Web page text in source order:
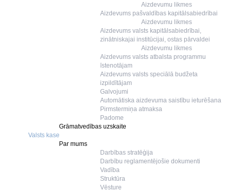
Aizdevumu likmes
Aizdevums pašvaldības kapitālsabiedrībai
Aizdevumu likmes
Aizdevums valsts kapitālsabiedrībai,
zinātniskajai institūcijai, ostas pārvaldei
Aizdevumu likmes
Aizdevums valsts atbalsta programmu
īstenotājam
Aizdevums valsts speciālā budžeta
izpildītājam
Galvojumi
Automātiska aizdevuma saistību ieturēšana
Pirmstermiņa atmaksa
Padome
Grāmatvedības uzskaite
Valsts kase
Par mums
Darbības stratēģija
Darbību reglamentējošie dokumenti
Vadība
Struktūra
Vēsture